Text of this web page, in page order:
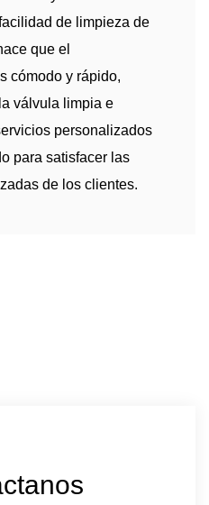
de limpieza de
que el
cómodo y rápido,
válvula limpia e
personalizados
para satisfacer las
de los clientes.